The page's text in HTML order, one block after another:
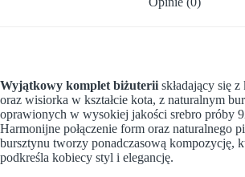
Wyjątkowy komplet biżuterii składający się
oraz wisiorka w kształcie kota, z naturalnym
oprawionych w wysokiej jakości srebro próby
Harmonijne połączenie form oraz naturalnego
bursztynu tworzy ponadczasową kompozycję,
podkreśla kobiecy styl i elegancję.